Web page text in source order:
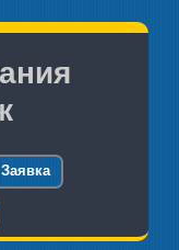
Заявка